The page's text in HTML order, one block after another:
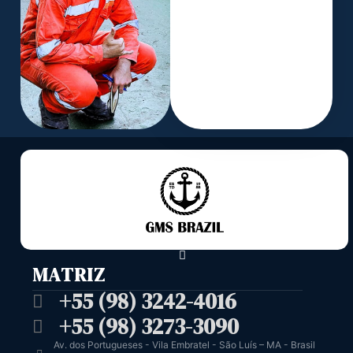
MATRIZ
+55 (98) 3242-4016
+55 (98) 3273-3090
Av. dos Portugueses - Vila Embratel - São Luís – MA - Brasil